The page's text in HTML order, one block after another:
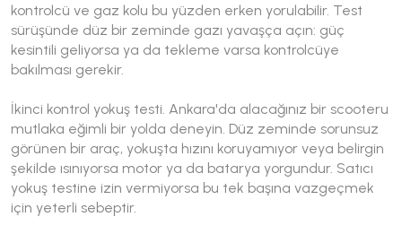
kontrolcü ve gaz kolu bu yüzden erken yorulabilir. Test
sürüşünde düz bir zeminde gazı yavaşça açın: güç
kesintili geliyorsa ya da tekleme varsa kontrolcüye
bakılması gerekir.
İkinci kontrol yokuş testi. Ankara'da alacağınız bir scooteru
mutlaka eğimli bir yolda deneyin. Düz zeminde sorunsuz
görünen bir araç, yokuşta hızını koruyamıyor veya belirgin
şekilde ısınıyorsa motor ya da batarya yorgundur. Satıcı
yokuş testine izin vermiyorsa bu tek başına vazgeçmek
için yeterli sebeptir.